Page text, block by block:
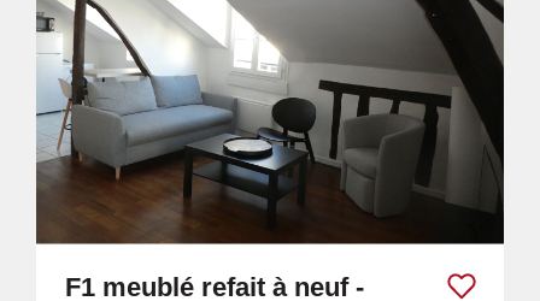
F1 meublé refait à neuf -